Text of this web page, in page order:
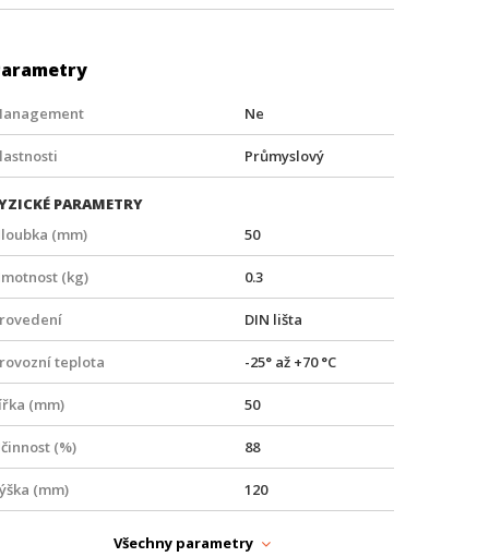
Ne
Průmyslový
PARAMETRY
(mm)
50
(kg) 0.3
DIN lišta
teplota -25° až +70 °C
(mm) 50
(%) 88
(mm) 120
PARAMETRY NAPÁJENÍVšechny parametry